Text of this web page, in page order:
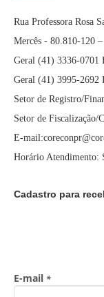
Rua Professora Rosa
Mercês - 80.810-120
Geral (41) 3336-0701
Geral (41) 3995-2692
Setor de Registro/
Setor de Fiscalização/
E-
Horário Atendimento:
Cadastro para